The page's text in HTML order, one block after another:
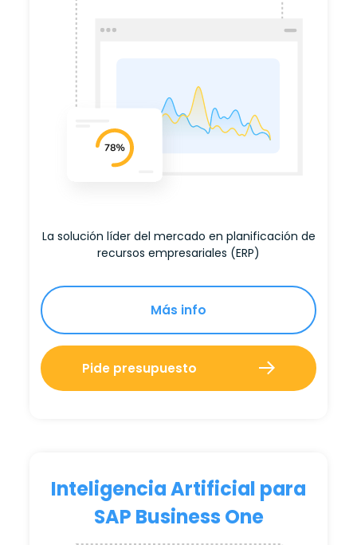
La solución líder del mercado en planificación de
recursos empresariales (ERP)
Más info
Pide presupuesto
Inteligencia Artificial para
SAP Business One